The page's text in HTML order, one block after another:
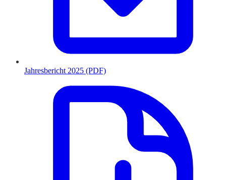
Jahresbericht 2025 (PDF)